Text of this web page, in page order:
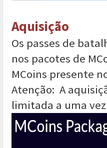
Aquisição
Os passes de
nos pacotes de
MCoins presente
Atenção: A
limitada a uma